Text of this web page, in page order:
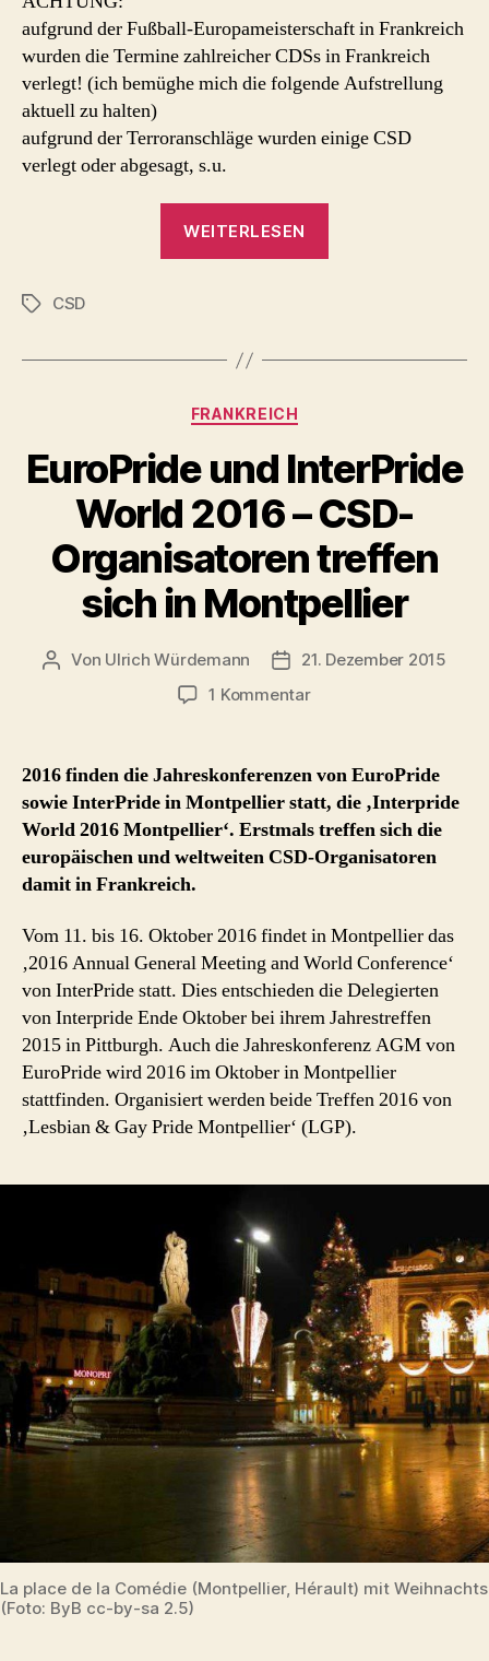
aufgrund der Fußball-Europameisterschaft in Frankreich
wurden die Termine zahlreicher CDSs in Frankreich
verlegt! (ich bemüghe mich die folgende Aufstrellung
aktuell zu halten)
aufgrund der Terroranschläge wurden einige CSD
verlegt oder abgesagt, s.u.
WEITERLESEN
Schlagwörter
CSD
Kategorien
FRANKREICH
EuroPride und InterPride
World 2016 – CSD-
Organisatoren treffen
sich in Montpellier
Beitragsautor
Von Ulrich Würdemann Beitragsdatum
21. Dezember 2015
1 Kommentarzu
InterPride
2016
–
CSD-
sich
in
Montpellier
2016 finden die Jahreskonferenzen von EuroPride
sowie InterPride in Montpellier statt, die ‚Interpride
World 2016 Montpellier‘. Erstmals treffen sich die
europäischen und weltweiten CSD-Organisatoren
damit in Frankreich.
Vom 11. bis 16. Oktober 2016 findet in Montpellier das
‚2016 Annual General Meeting and World Conference‘
von InterPride statt. Dies entschieden die Delegierten
von Interpride Ende Oktober bei ihrem Jahrestreffen
2015 in Pittburgh. Auch die Jahreskonferenz AGM von
EuroPride wird 2016 im Oktober in Montpellier
stattfinden. Organisiert werden beide Treffen 2016 von
‚Lesbian & Gay Pride Montpellier‘ (LGP).
La place de la Comédie (Montpellier, Hérault) mit
(Foto: ByB cc-by-sa 2.5)